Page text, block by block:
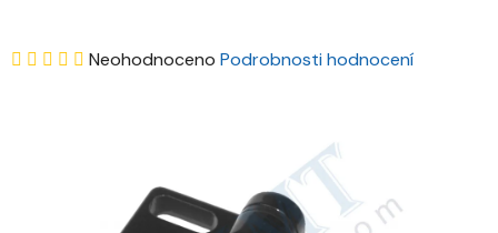
Průměrné
Neohodnoceno Podrobnosti hodnocení